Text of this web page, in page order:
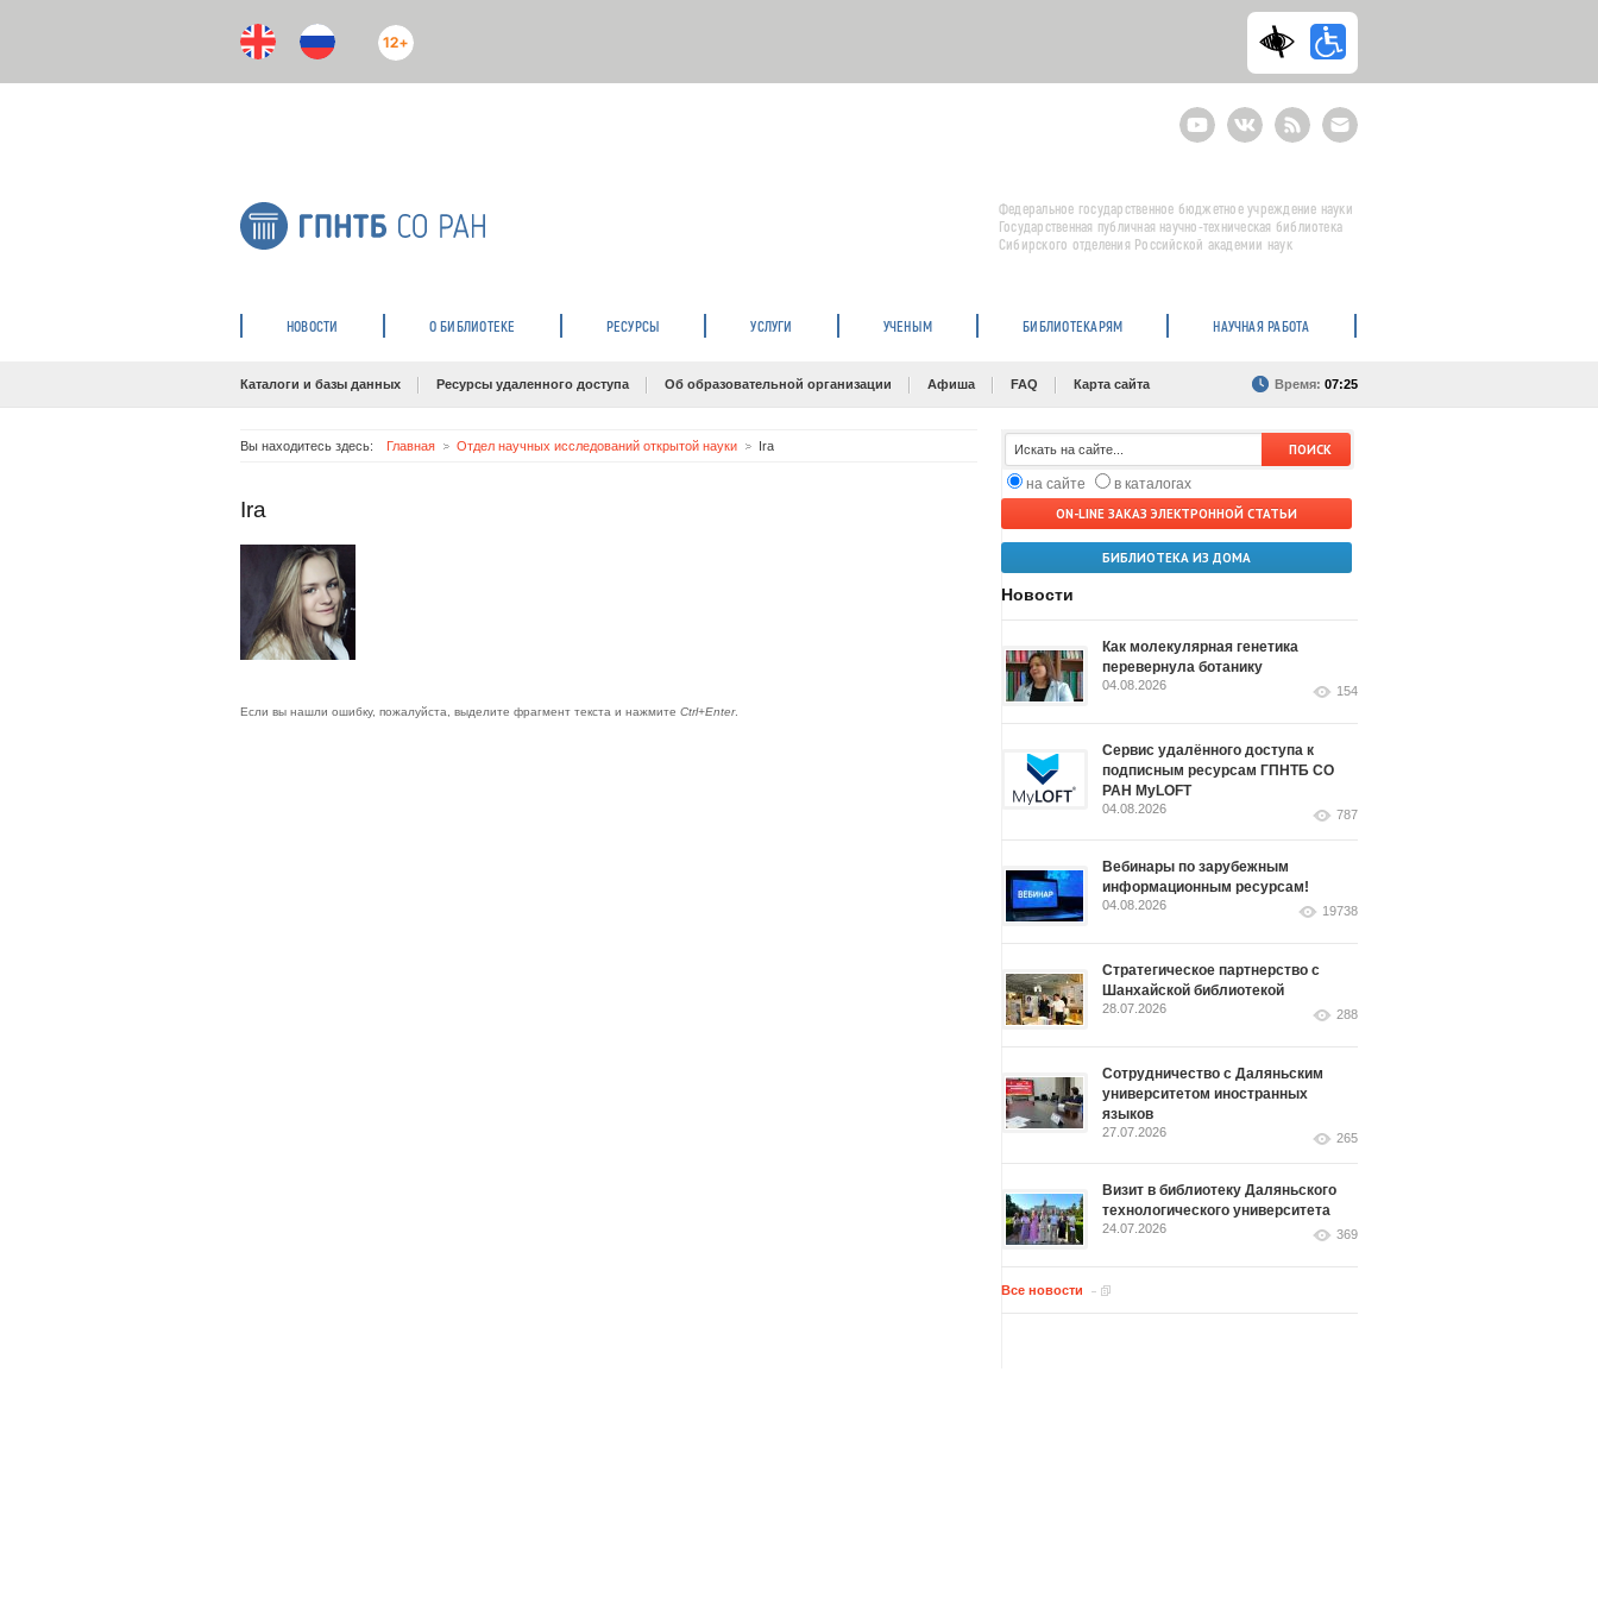
12+
YoutubeВКонтактеRSS
E-
mail
подписка
Федеральное государственное бюджетное учреждение науки
Государственная публичная научно-техническая библиотека
Сибирского отделения Российской академии наук
НОВОСТИ О БИБЛИОТЕКЕ РЕСУРСЫ УСЛУГИ УЧЕНЫМ БИБЛИОТЕКАРЯМ НАУЧНАЯ РАБОТА
Каталоги и базы данных Ресурсы удаленного доступа Об образовательной организации Афиша FAQ Карта сайта Время: 07:25
Вы находитесь здесь: Главная Отдел научных исследований открытой науки Ira
Ira
Если вы нашли ошибку, пожалуйста, выделите фрагмент текста и нажмите Ctrl+Enter.
на сайте
в каталогах
ON-LINE ЗАКАЗ ЭЛЕКТРОННОЙ СТАТЬИ
БИБЛИОТЕКА ИЗ ДОМА
Новости
Как молекулярная генетика
перевернула ботанику
04.08.2026 154
Сервис удалённого доступа к
подписным ресурсам ГПНТБ СО
РАН MyLOFT
04.08.2026 787
Вебинары по зарубежным
информационным ресурсам!
04.08.2026 19738
Стратегическое партнерство с
Шанхайской библиотекой
28.07.2026 288
Сотрудничество с Даляньским
университетом иностранных
языков
27.07.2026 265
Визит в библиотеку Даляньского
технологического университета
24.07.2026 369
Все новости